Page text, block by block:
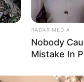
RADAR MEDIA
Nobody
Mistake In